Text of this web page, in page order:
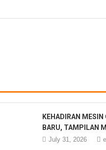
KEHADIRAN
BARU, TAMPILAN
July 31, 2026